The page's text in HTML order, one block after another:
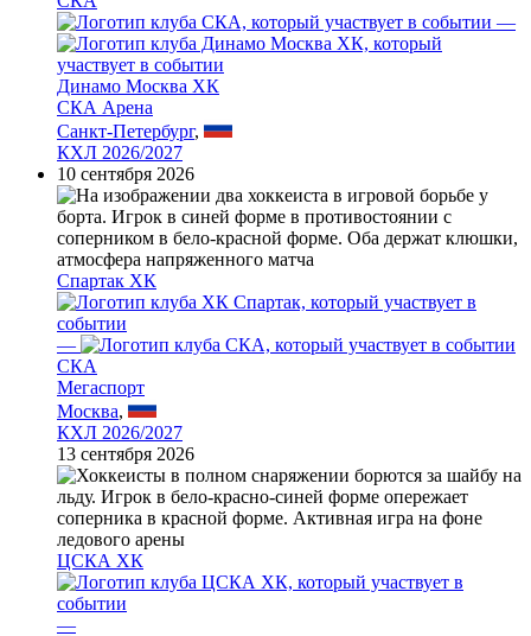
—
Динамо Москва ХК
СКА Арена
Санкт-Петербург,
КХЛ 2026/2027
10 сентября 2026
Спартак ХК
—
СКА
Мегаспорт
Москва,
КХЛ 2026/2027
13 сентября 2026
ЦСКА ХК
—